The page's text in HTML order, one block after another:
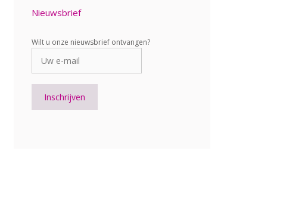
Nieuwsbrief
Wilt u onze nieuwsbrief ontvangen?